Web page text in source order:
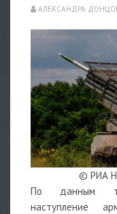
АЛЕКСАНДРА
© РИА
По данным
наступление